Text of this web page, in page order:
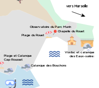
vers Marseille
Viaduc et calanque
des Eaux-salées
Observatoire du Parc Marin
Chapelle du Rouet
Plage du Rouet
Calanque des Bouchons
Plage et Calanque
Cap Rousset